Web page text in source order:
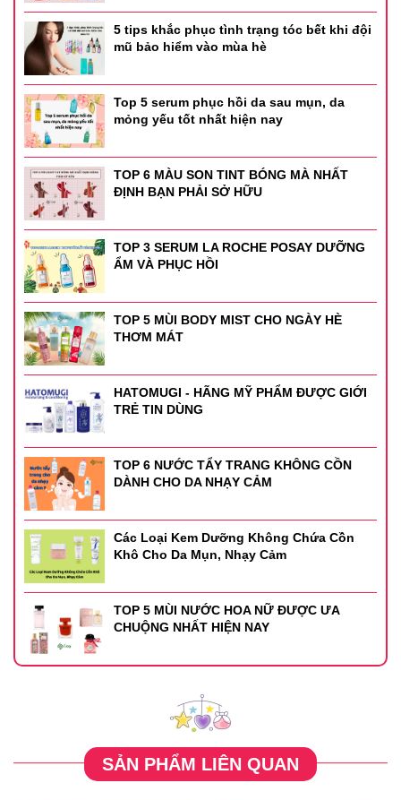
5 tips khắc phục tình trạng tóc bết khi đội
mũ bảo hiểm vào mùa hè
Top 5 serum phục hồi da sau mụn, da
mỏng yếu tốt nhất hiện nay
TOP 6 MÀU SON TINT BÓNG MÀ NHẤT
ĐỊNH BẠN PHẢI SỞ HỮU
TOP 3 SERUM LA ROCHE POSAY DƯỠNG
ẨM VÀ PHỤC HỒI
TOP 5 MÙI BODY MIST CHO NGÀY HÈ
THƠM MÁT
HATOMUGI - HÃNG MỸ PHẨM ĐƯỢC GIỚI
TRẺ TIN DÙNG
TOP 6 NƯỚC TẨY TRANG KHÔNG CỒN
DÀNH CHO DA NHẠY CẢM
Các Loại Kem Dưỡng Không Chứa Cồn
Khô Cho Da Mụn, Nhạy Cảm
TOP 5 MÙI NƯỚC HOA NỮ ĐƯỢC ƯA
CHUỘNG NHẤT HIỆN NAY
SẢN PHẨM LIÊN QUAN